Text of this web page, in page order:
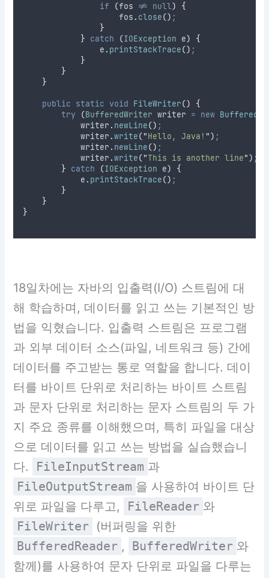
if
(fos != null)
{
fos . close() ;
}
} catch (IOException e)
{
e . printStackTrace() ;
}
}
}
public static void FileWriter()
{
try
(BufferedWriter writer = new
writer . newLine() ;
writer .write("Hello, Java! ") ;
writer . newLine() ;
writer .write("This is another line") ;
} catch (IOException e)
{
e . printStackTrace() ;
}
}
}
18일차에는 자바의 입출력(I/O) 스트림에 대
해 학습하며, 데이터를 읽고 쓰는 기본적인 방
법을 익혔습니다. 입출력 스트림은 프로그램
과 외부 데이터 소스(파일, 네트워크 등) 간에
데이터를 주고받는 통로 역할을 합니다. 데이
터를 바이트 단위로 처리하는 바이트 스트림
과 문자 단위로 처리하는 문자 스트림의 두 가
지 주요 종류를 이해했으며, 특히 파일을 대상
으로 데이터를 읽고 쓰는 방법을 실습했습니
다.
FileInputStream 과
FileOutputStream 을 사용하여 바이트 단
위로 파일을 다루고,
FileReader 와
FileWriter (버퍼링을 위한
BufferedReader , BufferedWriter 와
함께)를 사용하여 문자 단위로 파일을 다루는